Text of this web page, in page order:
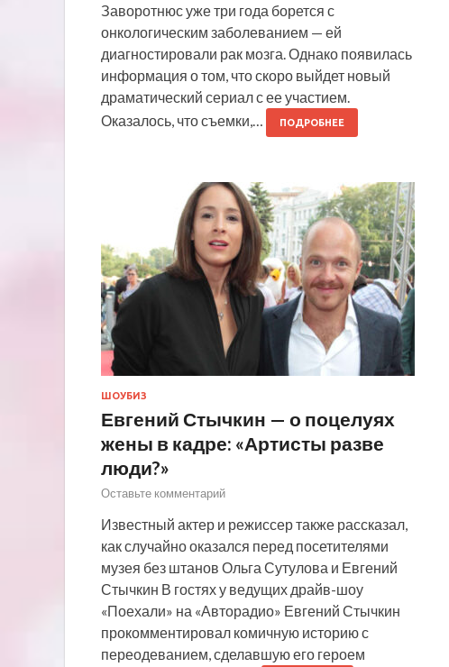
Заворотнюс уже три года борется с
онкологическим заболеванием — ей
диагностировали рак мозга. Однако появилась
информация о том, что скоро выйдет новый
драматический сериал с ее участием.
Оказалось, что съемки,…
ПОДРОБНЕЕ
ШОУБИЗ
Евгений Стычкин — о поцелуях
жены в кадре: «Артисты разве
люди?»
Оставьте комментарий
Известный актер и режиссер также рассказал,
как случайно оказался перед посетителями
музея без штанов Ольга Сутулова и Евгений
Стычкин В гостях у ведущих драйв-шоу
«Поехали» на «Авторадио» Евгений Стычкин
прокомментировал комичную историю с
переодеванием, сделавшую его героем